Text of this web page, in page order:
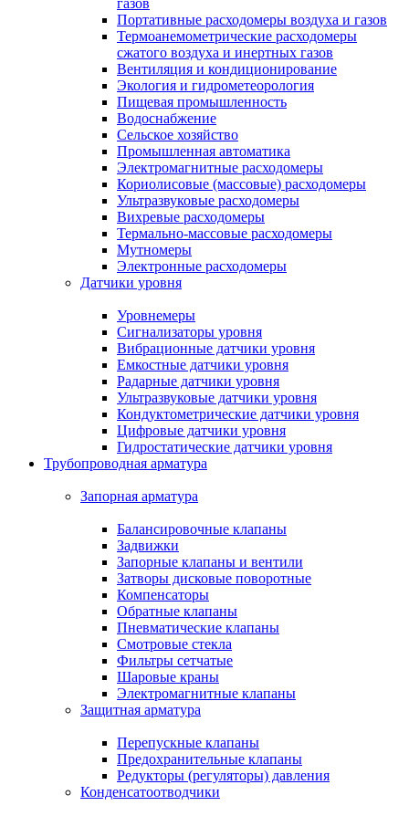
газов
Портативные расходомеры воздуха и газов
Термоанемометрические расходомеры
сжатого воздуха и инертных газов
Вентиляция и кондиционирование
Экология и гидрометеорология
Пищевая промышленность
Водоснабжение
Сельское хозяйство
Промышленная автоматика
Электромагнитные расходомеры
Кориолисовые (массовые) расходомеры
Ультразвуковые расходомеры
Вихревые расходомеры
Термально-массовые расходомеры
Мутномеры
Электронные расходомеры
Датчики уровня
Уровнемеры
Сигнализаторы уровня
Вибрационные датчики уровня
Емкостные датчики уровня
Радарные датчики уровня
Ультразвуковые датчики уровня
Кондуктометрические датчики уровня
Цифровые датчики уровня
Гидростатические датчики уровня
Трубопроводная арматура
Запорная арматура
Балансировочные клапаны
Задвижки
Запорные клапаны и вентили
Затворы дисковые поворотные
Компенсаторы
Обратные клапаны
Пневматические клапаны
Смотровые стекла
Фильтры сетчатые
Шаровые краны
Электромагнитные клапаны
Защитная арматура
Перепускные клапаны
Предохранительные клапаны
Редукторы (регуляторы) давления
Конденсатоотводчики